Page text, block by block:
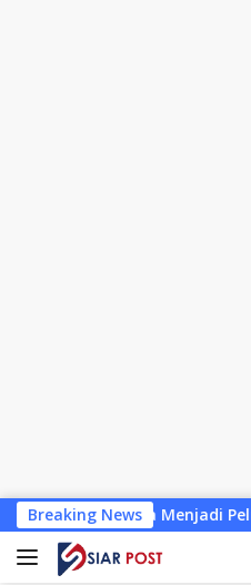
Langsung
ke
konten
Breaking News
Menjadi Peluang UMKM